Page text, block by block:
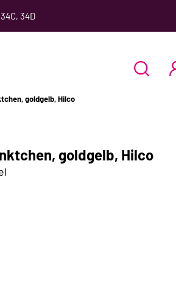
34D
goldgelb, Hilco
goldgelb, Hilco